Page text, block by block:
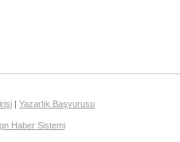
| Yazarlık Başvurusu
Haber Sistemi